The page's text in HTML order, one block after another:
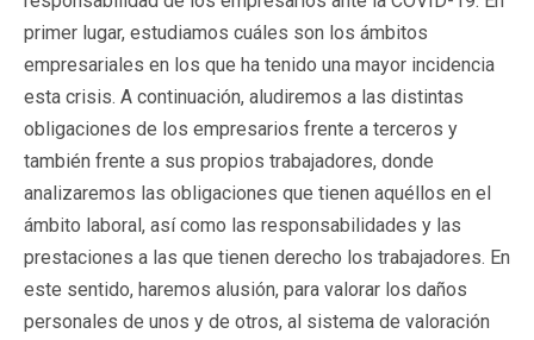
primer lugar, estudiamos cuáles son los ámbitos
empresariales en los que ha tenido una mayor incidencia
esta crisis. A continuación, aludiremos a las distintas
obligaciones de los empresarios frente a terceros y
también frente a sus propios trabajadores, donde
analizaremos las obligaciones que tienen aquéllos en el
ámbito laboral, así como las responsabilidades y las
prestaciones a las que tienen derecho los trabajadores. En
este sentido, haremos alusión, para valorar los daños
personales de unos y de otros, al sistema de valoración